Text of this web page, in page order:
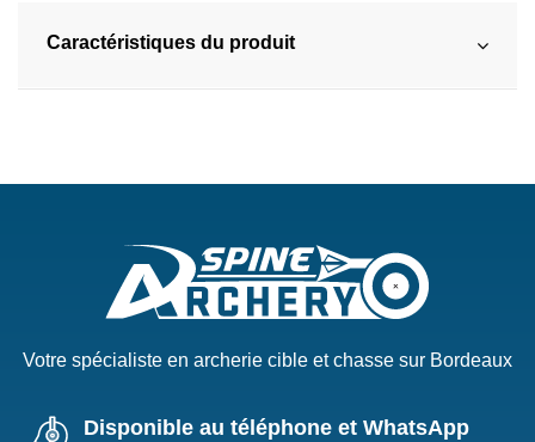
Caractéristiques du produit
Votre spécialiste en archerie cible et chasse sur Bordeaux
Disponible au téléphone et WhatsApp